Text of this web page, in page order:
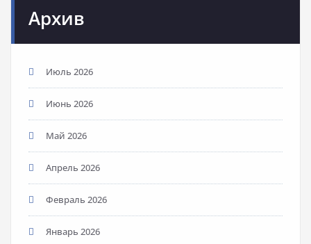
Архив
Июль 2026
Июнь 2026
Май 2026
Апрель 2026
Февраль 2026
Январь 2026